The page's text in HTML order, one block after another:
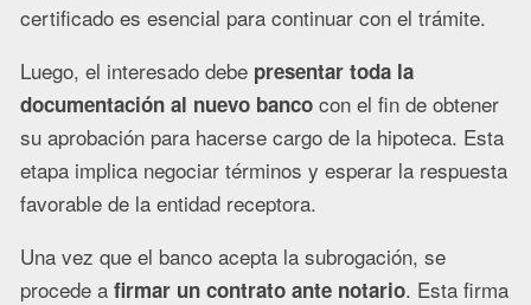
certificado es esencial para continuar con el trámite.
Luego, el interesado debe presentar toda la
documentación al nuevo banco con el fin de obtener
su aprobación para hacerse cargo de la hipoteca. Esta
etapa implica negociar términos y esperar la respuesta
favorable de la entidad receptora.
Una vez que el banco acepta la subrogación, se
procede a firmar un contrato ante notario. Esta firma